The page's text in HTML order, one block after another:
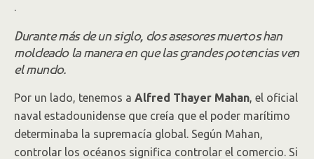
.
Durante más de un siglo, dos asesores muertos han
moldeado la manera en que las grandes potencias ven
el mundo.
Por un lado, tenemos a Alfred Thayer Mahan, el oficial
naval estadounidense que creía que el poder marítimo
determinaba la supremacía global. Según Mahan,
controlar los océanos significa controlar el comercio. Si